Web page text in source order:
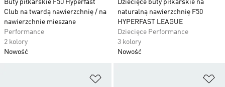
Buty piłkarskie F50 Hyperfast
Club na twardą nawierzchnię / na
nawierzchnie mieszane
Performance
2 kolory
Nowość
Dziecięce buty piłkarskie na
naturalną nawierzchnię F50
HYPERFAST LEAGUE
Dziecięce Performance
3 kolory
Nowość